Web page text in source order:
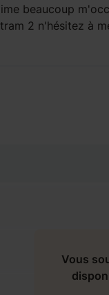
beaucoup
2 n'hésitez à
Vous